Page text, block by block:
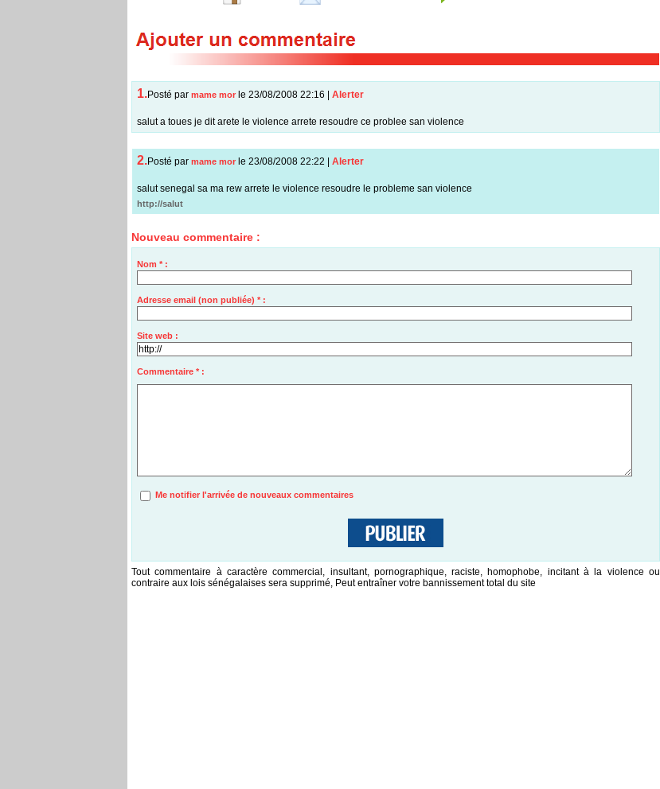
1.Posté par mame mor le 23/08/2008 22:16 | Alerter
salut a toues je dit arete le violence arrete resoudre ce problee san violence
2.Posté par mame mor le 23/08/2008 22:22 Alerter
salut senegal sa ma rew arrete le violence resoudre le probleme san violence
http://salut
Nouveau commentaire :
Nom * :
Adresse email (non publiée) * :
Site web :
Commentaire * :
Me notifier l'arrivée de nouveaux commentaires
Tout commentaire à caractère commercial, insultant, pornographique, raciste, homophobe, incitant à la violence ou
contraire aux lois sénégalaises sera supprimé, Peut entraîner votre bannissement total du site